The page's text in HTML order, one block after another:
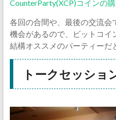
CounterParty(XCP)コインの
各回の合間や、最後の交流会
機会があるので、ビットコイ
結構オススメのパーティーだ
トークセッショ